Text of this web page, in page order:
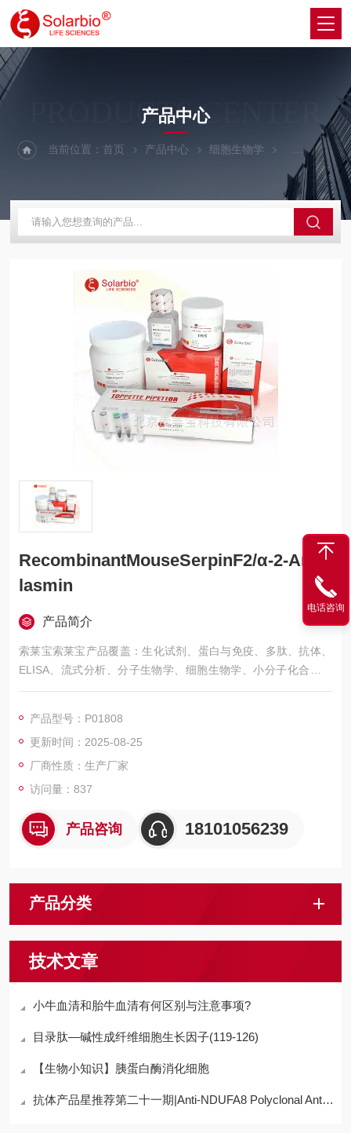
PRODUCTS CENTER
产品中心
当前位置：首页 产品中心 细胞生物学 细胞生长因子
RecombinantMouseSerpinF2/α-2-Antip
lasmin
产品简介
索莱宝索莱宝产品覆盖：生化试剂、蛋白与免疫、多肽、抗体、
ELISA、流式分析、分子生物学、细胞生物学、小分子化合物、
生化试剂盒、染色试剂、分析标准品、微生物培养、层析介质、
SerpinF2/α-2-Antiplasmin
产品型号：P01808
更新时间：2025-08-25
厂商性质：生产厂家
访问量：837
产品咨询 18101056239
产品分类
技术文章
小牛血清和胎牛血清有何区别与注意事项?
目录肽—碱性成纤维细胞生长因子(119-126)
【生物小知识】胰蛋白酶消化细胞
抗体产品星推荐第二十一期|Anti-NDUFA8 Polyclonal Antibody
电话咨询